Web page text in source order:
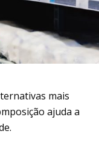
mais
ajuda a